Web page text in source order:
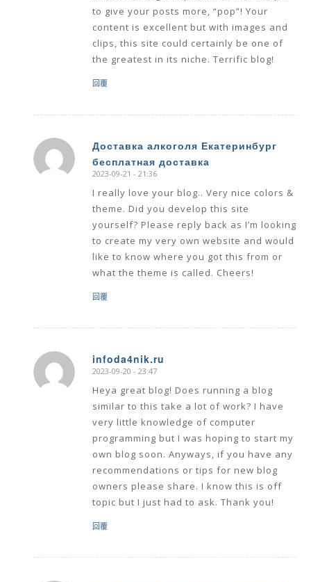
to give your posts more, “pop”! Your
content is excellent but with images and
clips, this site could certainly be one of
the greatest in its niche. Terrific blog!
回覆
Доставка алкоголя Екатеринбург
бесплатная доставка
says:
2023-09-21 - 21:36
I really love your blog.. Very nice colors &
theme. Did you develop this site
yourself? Please reply back as I’m looking
to create my very own website and would
like to know where you got this from or
what the theme is called. Cheers!
回覆
infoda4nik.ru
says:
2023-09-20 - 23:47
Heya great blog! Does running a blog
similar to this take a lot of work? I have
very little knowledge of computer
programming but I was hoping to start my
own blog soon. Anyways, if you have any
recommendations or tips for new blog
owners please share. I know this is off
topic but I just had to ask. Thank you!
回覆